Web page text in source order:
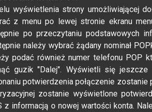
wyświetlenia strony umożliwiającej
z menu po lewej stronie ekranu
po przeczytaniu podstawowych
należy wybrać żądany nominał
podać również numer telefonu POP
guzik "Dalej". Wyświetli się
potwierdzenia połączenie
zostanie wyświetlone
z informacją o nowej wartości konta.